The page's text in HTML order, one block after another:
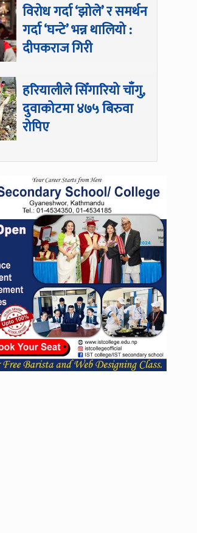
विरोध गर्दा ‘झोले’ र समर्थन
गर्दा ‘घन्टे’ भन्न थालियो :
दीपकराज गिरी
हरियालीले सिँगारियो चाँगु,
दुवाकोटमा ४७५ बिरुवा
रोपिए